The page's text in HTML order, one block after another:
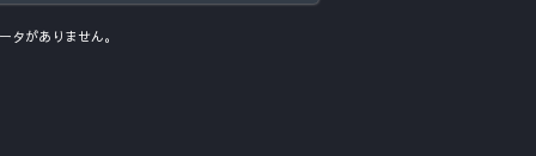
タがありません。